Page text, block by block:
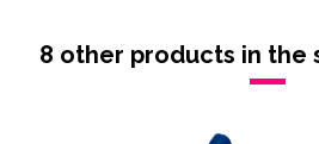
8 other products in the